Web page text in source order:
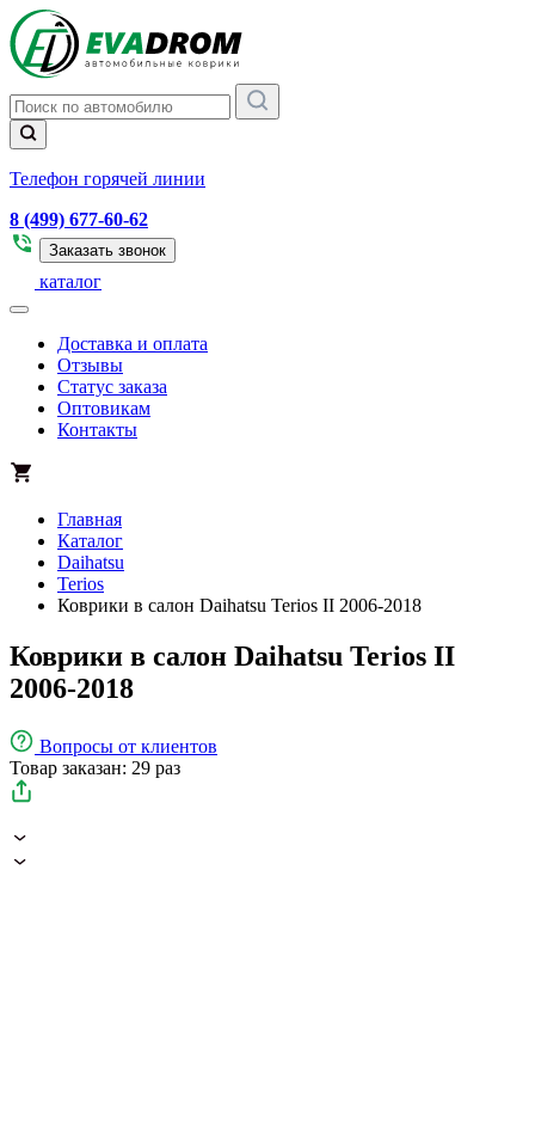
Телефон горячей линии
8 (499) 677-60-62
Заказать звонок
каталог
Доставка и оплата
Отзывы
Статус заказа
Оптовикам
Контакты
Главная
Каталог
Daihatsu
Terios
Коврики в салон Daihatsu Terios II 2006-2018
Коврики в салон Daihatsu Terios II
2006-2018
Вопросы от клиентов
Товар заказан: 29 раз